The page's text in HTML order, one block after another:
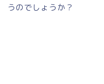
うのでしょうか？